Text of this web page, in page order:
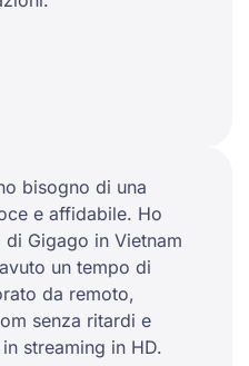
bisogno di una
e affidabile. Ho
Gigago in Vietnam
un tempo di
da remoto,
senza ritardi e
streaming in HD.